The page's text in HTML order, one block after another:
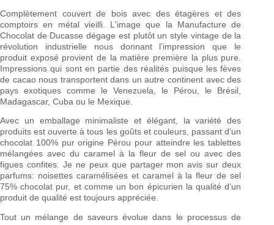
Complètement couvert de bois avec des étagères et des
comptoirs en métal vieilli. L'image que la Manufacture de
Chocolat de Ducasse dégage est plutôt un style vintage de la
révolution industrielle nous donnant l’impression que le
produit exposé provient de la matière première la plus pure.
Impressions qui sont en partie des réalités puisque les fèves
de cacao nous transportent dans un autre continent avec des
pays exotiques comme le Venezuela, le Pérou, le Brésil,
Madagascar, Cuba ou le Mexique.
Avec un emballage minimaliste et élégant, la variété des
produits est ouverte à tous les goûts et couleurs, passant d’un
chocolat 100% pur origine Pérou pour atteindre les tablettes
mélangées avec du caramel à la fleur de sel ou avec des
figues confites. Je ne peux que partager mon avis sur deux
parfums: noisettes caramélisées et caramel à la fleur de sel
75% chocolat pur, et comme un bon épicurien la qualité d’un
produit de qualité est toujours appréciée.
Tout un mélange de saveurs évolue dans le processus de